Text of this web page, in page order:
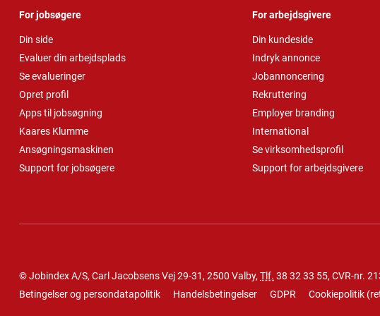
For jobsøgere
Din side
Evaluer din arbejdsplads
Se evalueringer
Opret profil
Apps til jobsøgning
Kaares Klumme
Ansøgningsmaskinen
Support for jobsøgere
For arbejdsgivere
Din kundeside
Indryk annonce
Jobannoncering
Rekruttering
Employer branding
International
Se virksomhedsprofil
Support for arbejdsgivere
© Jobindex A/S, Carl Jacobsens Vej 29-31, 2500 Valby, Tlf. 38 32 33 55, CVR-nr.
Betingelser og persondatapolitik
Handelsbetingelser GDPR Cookiepolitik (